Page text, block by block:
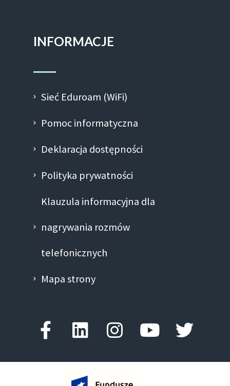
INFORMACJE
Sieć Eduroam (WiFi)
Pomoc informatyczna
Deklaracja dostępności
Polityka prywatności
Klauzula informacyjna dla
nagrywania rozmów
telefonicznych
Mapa strony
f